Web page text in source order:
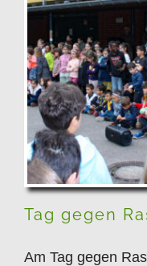
Tag
Tag gegen
Am Tag gegen